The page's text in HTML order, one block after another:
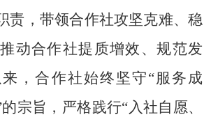
责，带领合作社攻坚克难、稳
动合作社提质增效、规范发
，合作社始终坚守“服务成
宗旨，严格践行“入社自愿、